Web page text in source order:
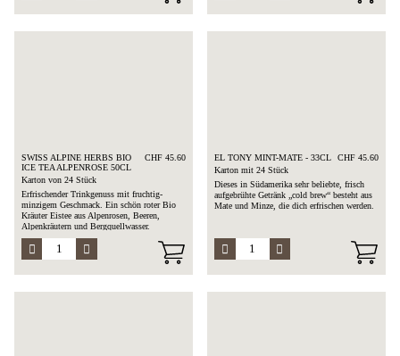
SWISS ALPINE HERBS BIO
ICE TEA ALPENROSE 50CL
CHF 45.60
Karton von 24 Stück
Erfrischender Trinkgenuss mit fruchtig-
minzigem Geschmack. Ein schön roter Bio
Kräuter Eistee aus Alpenrosen, Beeren,
Alpenkräutern und Bergquellwasser.
EL TONY MINT-MATE - 33CL
CHF 45.60
Karton mit 24 Stück
Dieses in Südamerika sehr beliebte, frisch
aufgebrühte Getränk „cold brew“ besteht aus
Mate und Minze, die dich erfrischen werden.